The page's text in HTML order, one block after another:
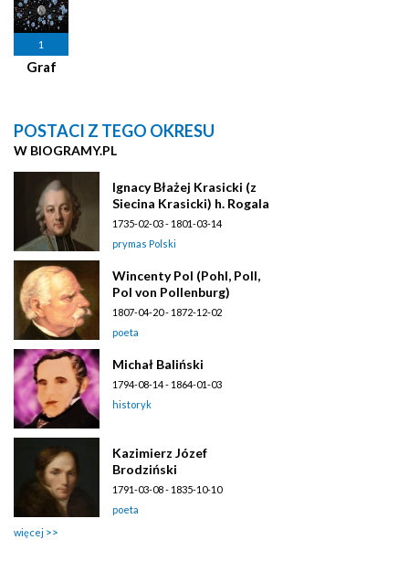
1
Graf
POSTACI Z TEGO OKRESU
W BIOGRAMY.PL
Ignacy Błażej Krasicki (z
Siecina Krasicki) h. Rogala
1735-02-03 - 1801-03-14
prymas Polski
Wincenty Pol (Pohl, Poll,
Pol von Pollenburg)
1807-04-20 - 1872-12-02
poeta
Michał Baliński
1794-08-14 - 1864-01-03
historyk
Kazimierz Józef
Brodziński
1791-03-08 - 1835-10-10
poeta
więcej